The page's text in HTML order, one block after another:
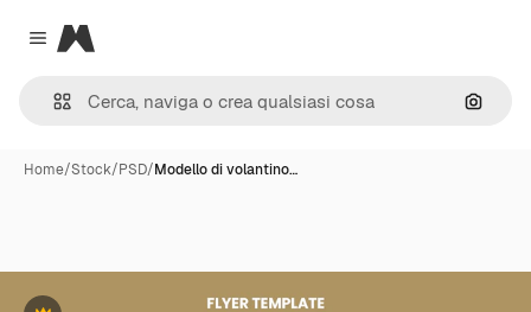
Close menu
Magnific
Cerca
Home/Stock/PSD/Modello di volantino…